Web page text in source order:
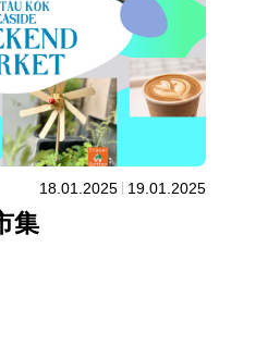
18.01.2025 19.01.2025
集